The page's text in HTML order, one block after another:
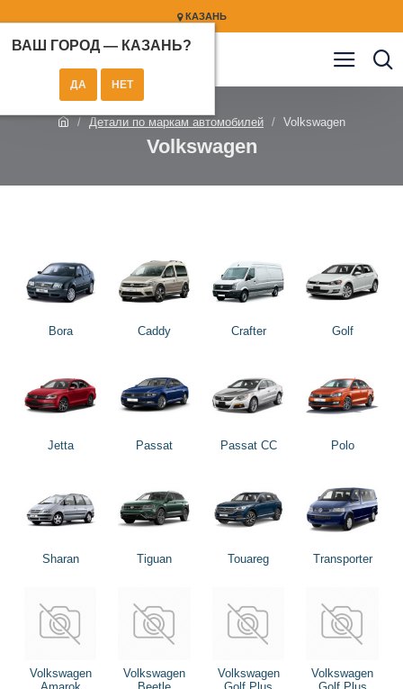
КАЗАНЬ
ВАШ ГОРОД — КАЗАНЬ?
Детали по маркам автомобилей Volkswagen
Volkswagen
Bora Caddy Crafter Golf
Jetta Passat Passat CC Polo
Sharan Tiguan Touareg Transporter
Volkswagen
Volkswagen
Volkswagen
Volkswagen